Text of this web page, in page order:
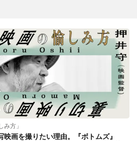
方」
画を撮りたい理由。『ボトムズ』